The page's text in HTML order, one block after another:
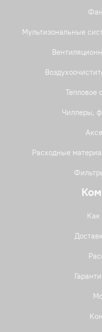
Мультизональные
Тепловое
Чиллеры,
Расходные
Как